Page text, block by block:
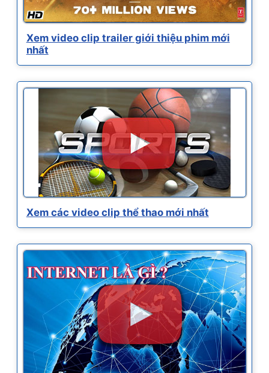
Xem video clip trailer giới thiệu phim mới
nhất
Xem các video clip thể thao mới nhất